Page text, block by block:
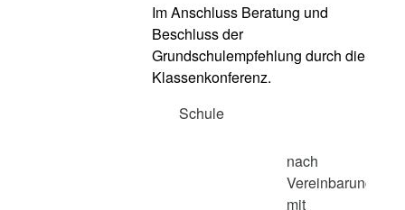
Im Anschluss Beratung und
Beschluss der
Grundschulempfehlung durch die
Klassenkonferenz.
Schule
nach
Vereinbarung
mit